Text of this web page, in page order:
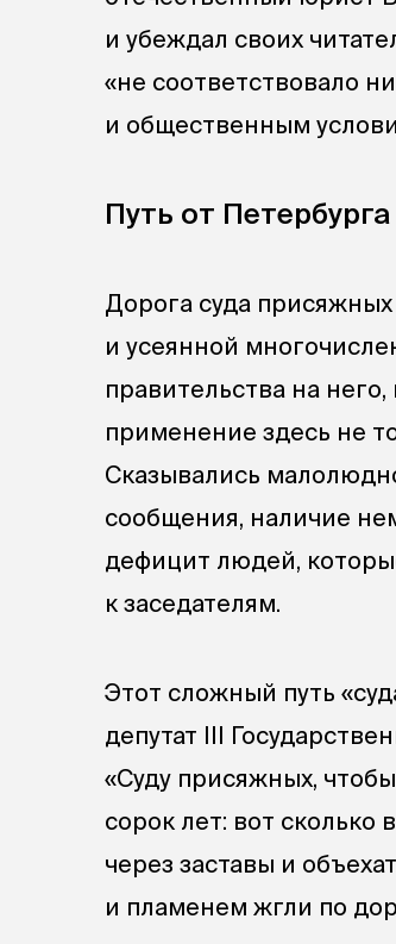
и убеждал своих
«не соответствовало
и общественным
Путь от
Дорога суда
и усеянной
правительства на
применение здесь не
Сказывались
сообщения, наличие
дефицит людей,
к заседателям.
Этот сложный путь
депутат III
«Суду присяжных,
сорок лет: вот
через заставы и
и пламенем жгли по